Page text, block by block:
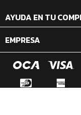
AYUDA EN TU
EMPRESA